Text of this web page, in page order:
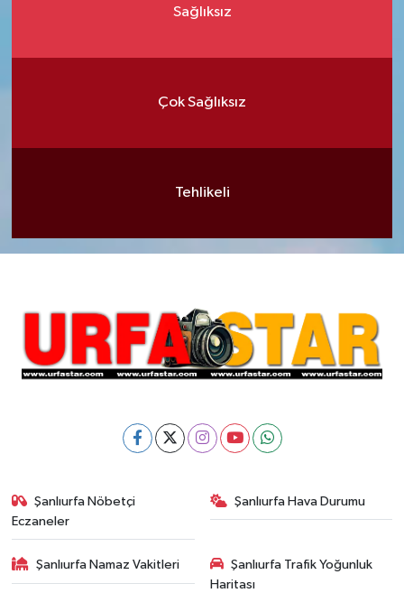
Sağlıksız
Çok Sağlıksız
Tehlikeli
Şanlıurfa Nöbetçi
Eczaneler
Şanlıurfa Hava Durumu
Şanlıurfa Namaz Vakitleri
Şanlıurfa Trafik Yoğunluk
Haritası